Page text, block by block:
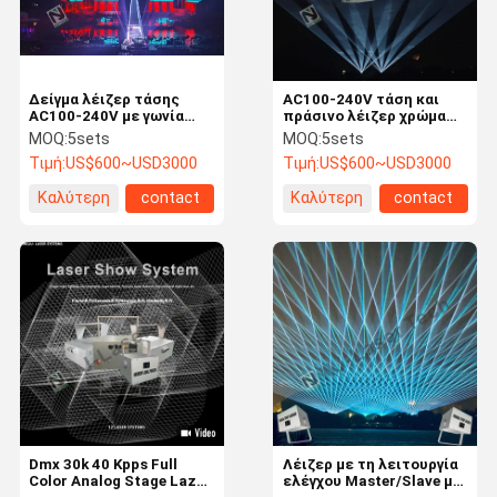
Αρχική
Σελίδα
Προϊόντα Βίντεο
Σχετικά Με
Εμάς
AC100-240V τάση και
πράσινο λέιζερ χρώμα
Laser Show με υλικό
SS304
MOQ:5sets
Τιμή:US$600~USD3000
Καλύτερη
contact
Δείγμα λέιζερ τάσης
AC100-240V με γωνία
δέσμης 60° και
εξατομικευμένα
χαρακτηριστικά
MOQ:5sets
Τιμή:US$600~USD3000
Καλύτερη
contact
Λέιζερ με τη λειτουργία
ελέγχου Master/Slave με
Dmx 30k 40 Kpps Full
Color Analog Stage Lazer